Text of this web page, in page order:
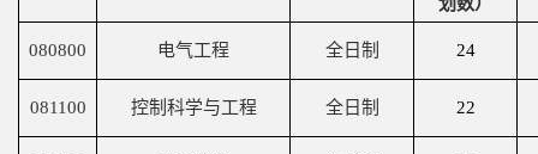
教
科
划数）
080800 电气工程 全日制 24
081100 控制科学与工程 全日制 22